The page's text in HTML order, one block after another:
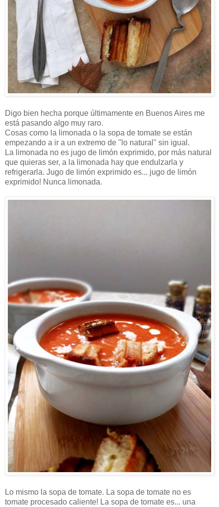
Digo bien hecha porque últimamente en Buenos Aires me
está pasando algo muy raro.
Cosas como la limonada o la sopa de tomate se están
empezando a ir a un extremo de "lo natural" sin igual.
La limonada no es jugo de limón exprimido, por más natural
que quieras ser, a la limonada hay que endulzarla y
refrigerarla. Jugo de limón exprimido es... jugo de limón
exprimido! Nunca limonada.
Lo mismo la sopa de tomate. La sopa de tomate no es
tomate procesado caliente! La sopa de tomate es... una